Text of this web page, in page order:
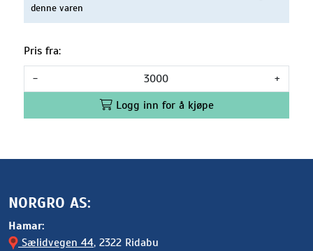
denne varen
Pris fra:
-
+
Logg inn for å kjøpe
NORGRO AS:
Hamar:
Sælidvegen 44, 2322 Ridabu